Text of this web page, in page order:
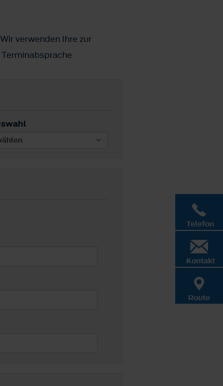
verwenden Ihre zur
Telefon
Kontakt
Route